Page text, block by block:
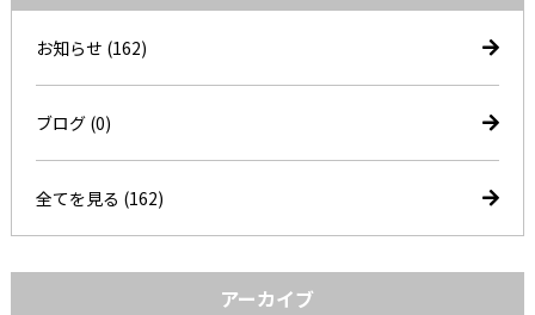
お知らせ (162)
ブログ (0)
全てを見る (162)
アーカイブ